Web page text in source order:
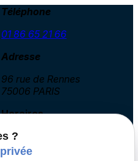
Téléphone
01 86 65 21 66
Adresse
96 rue de Rennes
75006 PARIS
Horaires
09:30 - 19:30
Lundi - Vendredi
?